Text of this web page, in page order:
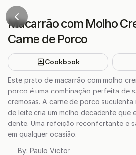
Macarrão com Molho
Carne de Porco
Cookbook
Este prato de macarrão com molho
porco é uma combinação perfeita de
cremosas. A carne de porco suculenta
de leite cria um molho decadente que
dente. Uma refeição reconfortante e
em qualquer ocasião.
By: Paulo Victor